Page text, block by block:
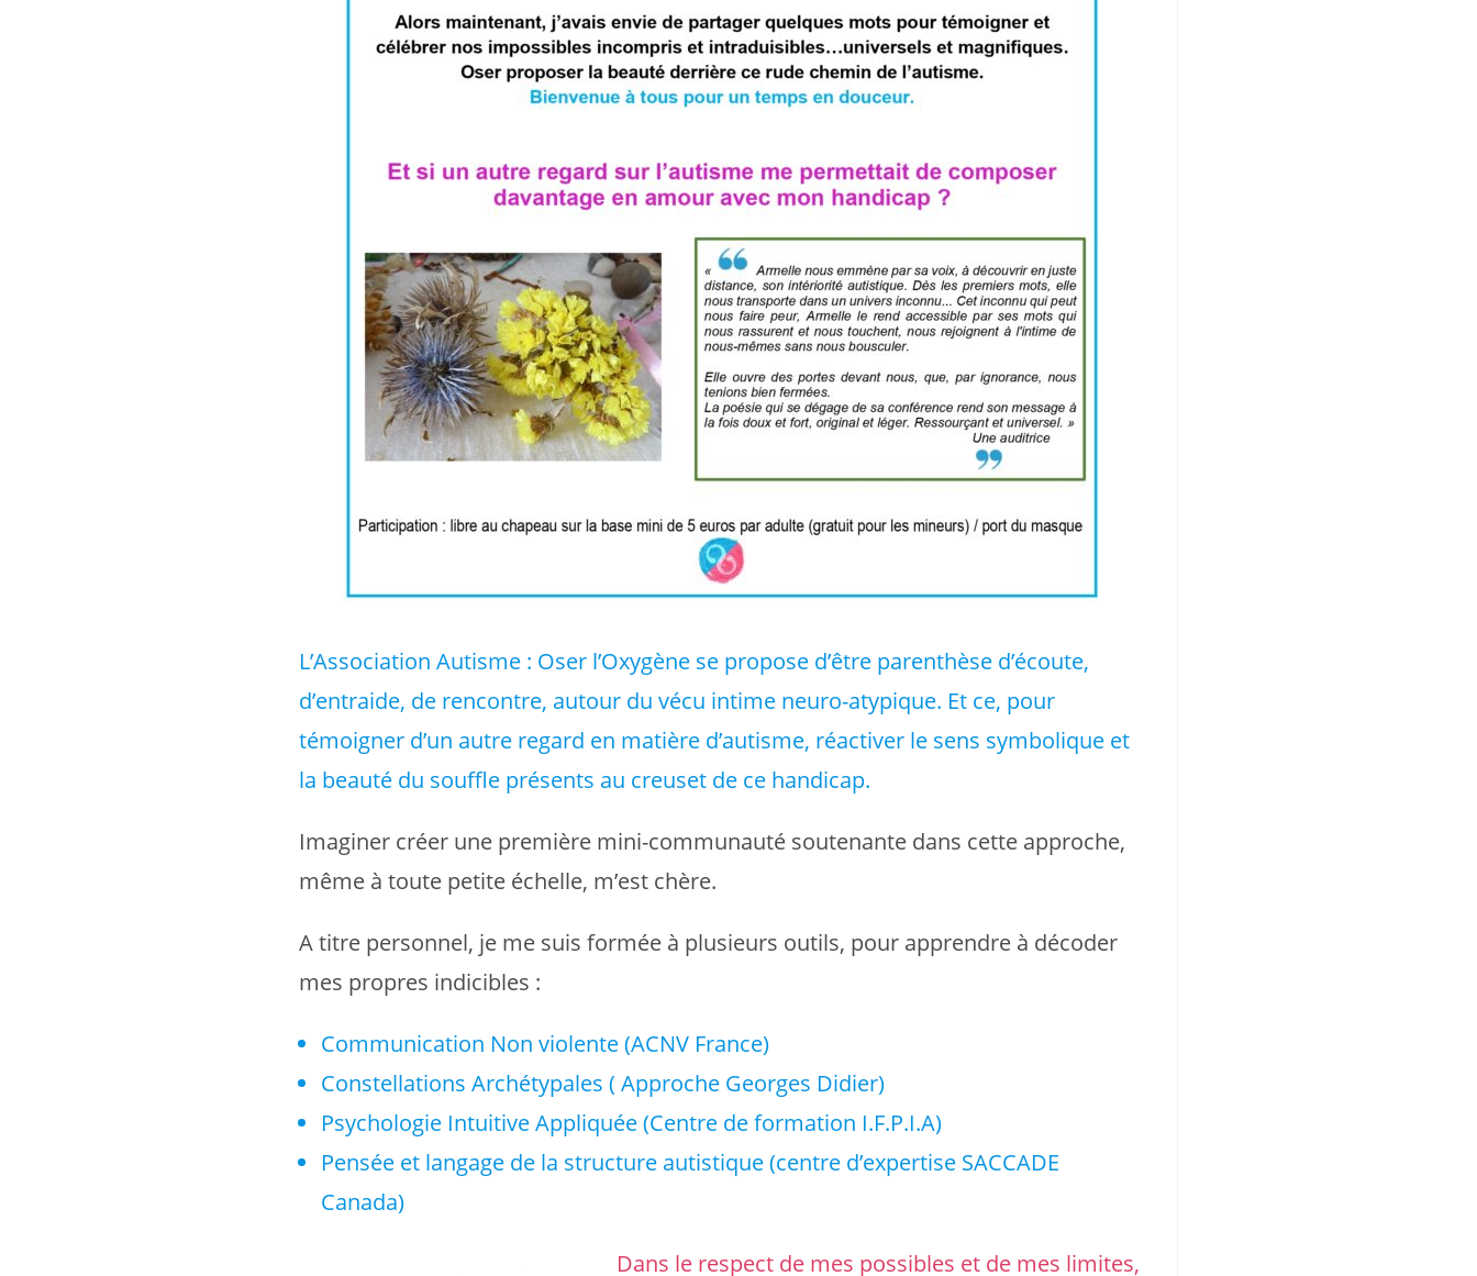
L’Association Autisme : Oser l’Oxygène se propose d’être parenthèse d’écoute,
d’entraide, de rencontre, autour du vécu intime neuro-atypique. Et ce, pour
témoigner d’un autre regard en matière d’autisme, réactiver le sens symbolique et
la beauté du souffle présents au creuset de ce handicap.
Imaginer créer une première mini-communauté soutenante dans cette approche,
même à toute petite échelle, m’est chère.
A titre personnel, je me suis formée à plusieurs outils, pour apprendre à décoder
mes propres indicibles :
Communication Non violente (ACNV France)
Constellations Archétypales ( Approche Georges Didier)
Psychologie Intuitive Appliquée (Centre de formation I.F.P.I.A)
Pensée et langage de la structure autistique (centre d’expertise SACCADE
Canada)
Dans le respect de mes possibles et de mes limites,